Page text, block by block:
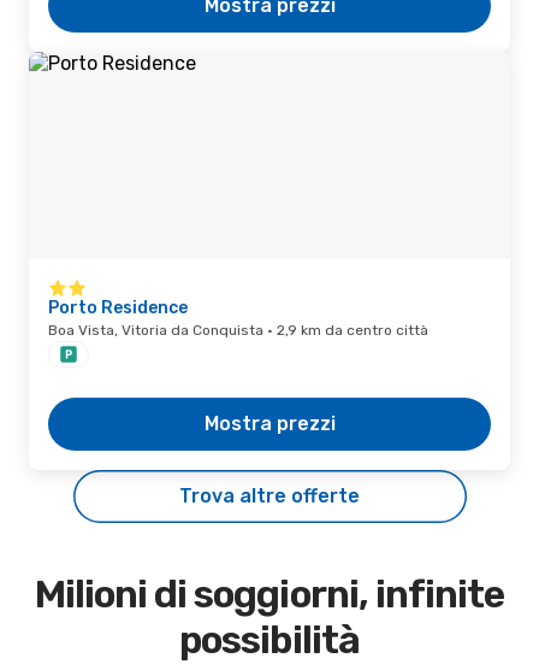
Mostra prezzi
Porto Residence
Boa Vista, Vitoria da Conquista · 2,9 km da centro città
Mostra prezzi
Trova altre offerte
Milioni di soggiorni, infinite
possibilità